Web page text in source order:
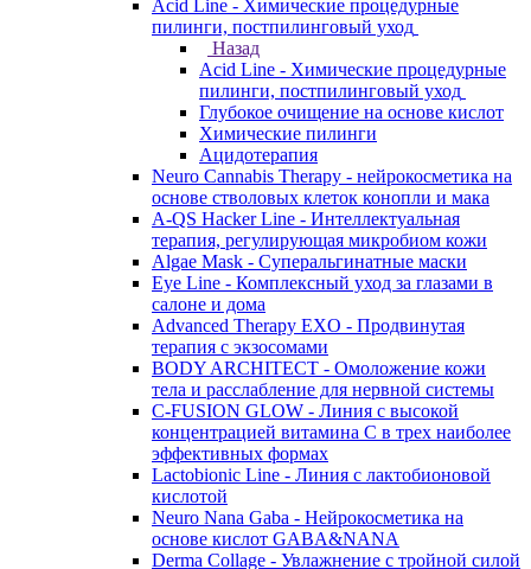
Acid Line - Химические процедурные
пилинги, постпилинговый уход
Назад
Acid Line - Химические процедурные
пилинги, постпилинговый уход
Глубокое очищение на основе кислот
Химические пилинги
Ацидотерапия
Neuro Cannabis Therapy - нейрокосметика на
основе стволовых клеток конопли и мака
A-QS Hacker Line - Интеллектуальная
терапия, регулирующая микробиом кожи
Algae Mask - Суперальгинатные маски
Eye Line - Комплексный уход за глазами в
салоне и дома
Advanced Therapy EXO - Продвинутая
терапия с экзосомами
BODY ARCHITECT - Омоложение кожи
тела и расслабление для нервной системы
C-FUSION GLOW - Линия с высокой
концентрацией витамина C в трех наиболее
эффективных формах
Lactobionic Line - Линия с лактобионовой
кислотой
Neuro Nana Gaba - Нейрокосметика на
основе кислот GABA&NANA
Derma Collage - Увлажнение с тройной силой